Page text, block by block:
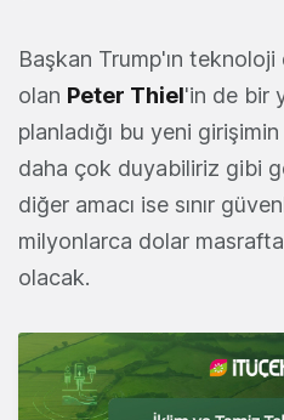
Başkan Trump'ın teknoloji
olan Peter Thiel'in de bir
planladığı bu yeni
daha çok duyabiliriz gibi
diğer amacı ise sınır
milyonlarca dolar
olacak.